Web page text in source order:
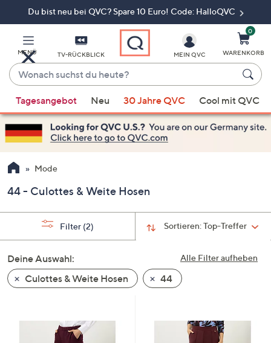
Du bist neu bei QVC? Spare 10 Euro! Code: HalloQVC
MENÜ TV-RÜCKBLICK
Wonach
suchst
du
heute?
Vorschläge
verfügbar
sind,
verwenden
Sie
Pfeiltasten
nach
und
nach
unten
oder
MEIN QVC
0
WARENKORB
Tagesangebot Neu 30 Jahre QVC Cool mit QVC
Mode
44 - Culottes & Weite Hosen
Sortieren:Top-Treffer
Filter (2)
Alle Filter aufheben
Deine Auswahl:
Culottes & Weite Hosen
44